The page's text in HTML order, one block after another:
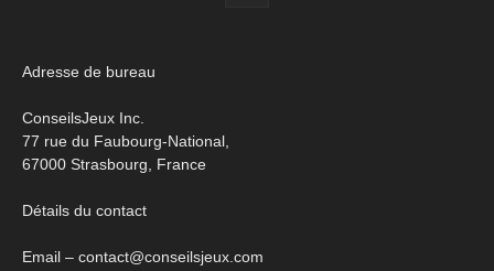
Adresse de bureau
ConseilsJeux Inc.
77 rue du Faubourg-National,
67000 Strasbourg, France
Détails du contact
Email – contact@conseilsjeux.com